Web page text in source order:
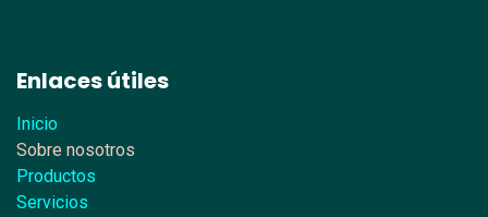
Enlaces útiles
Inicio
Sobre nosotros
Productos
Servicios